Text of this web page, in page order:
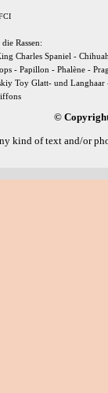
Rassen:
Charles Spaniel -
- Papillon - Phalène -
Toy Glatt- und Langhaar
©
kind of text and/or